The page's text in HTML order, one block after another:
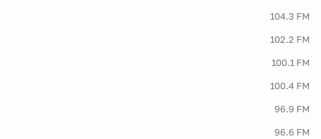
104.3 FM
102.2 FM
100.1 FM
100.4 FM
96.9 FM
96.6 FM